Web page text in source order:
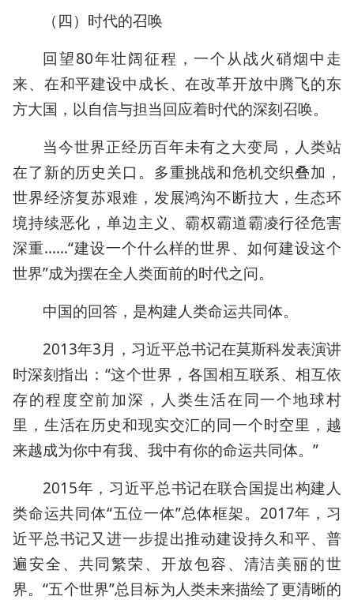
（四）时代的召唤
回望80年壮阔征程，一个从战火硝烟中走
来、在和平建设中成长、在改革开放中腾飞的东
方大国，以自信与担当回应着时代的深刻召唤。
当今世界正经历百年未有之大变局，人类站
在了新的历史关口。多重挑战和危机交织叠加，
世界经济复苏艰难，发展鸿沟不断拉大，生态环
境持续恶化，单边主义、霸权霸道霸凌行径危害
深重……“建设一个什么样的世界、如何建设这个
世界”成为摆在全人类面前的时代之问。
中国的回答，是构建人类命运共同体。
2013年3月，习近平总书记在莫斯科发表演讲
时深刻指出：“这个世界，各国相互联系、相互依
存的程度空前加深，人类生活在同一个地球村
里，生活在历史和现实交汇的同一个时空里，越
来越成为你中有我、我中有你的命运共同体。”
2015年，习近平总书记在联合国提出构建人
类命运共同体“五位一体”总体框架。2017年，习
近平总书记又进一步提出推动建设持久和平、普
遍安全、共同繁荣、开放包容、清洁美丽的世
界。“五个世界”总目标为人类未来描绘了更清晰的